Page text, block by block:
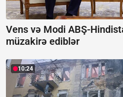
Vens və Modi ABŞ-
müzakirə ediblər
10:24